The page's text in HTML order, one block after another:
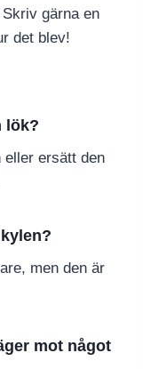
gärna en
det blev!
lök?
eller ersätt den
men den är
mot något